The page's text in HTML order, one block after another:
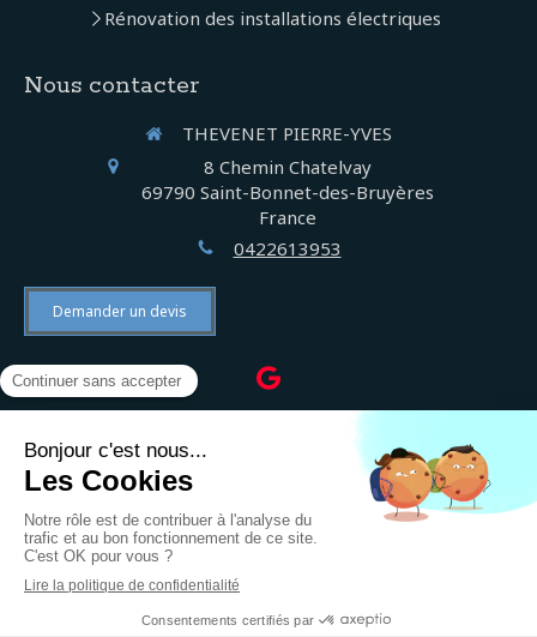
Rénovation des installations électriques
Nous contacter
THEVENET PIERRE-YVES
8 Chemin Chatelvay
69790 Saint-Bonnet-des-Bruyères
France
0422613953
Demander un devis
©2022 THEVENET PIERRE-YVES - Électricien
Mentions légales